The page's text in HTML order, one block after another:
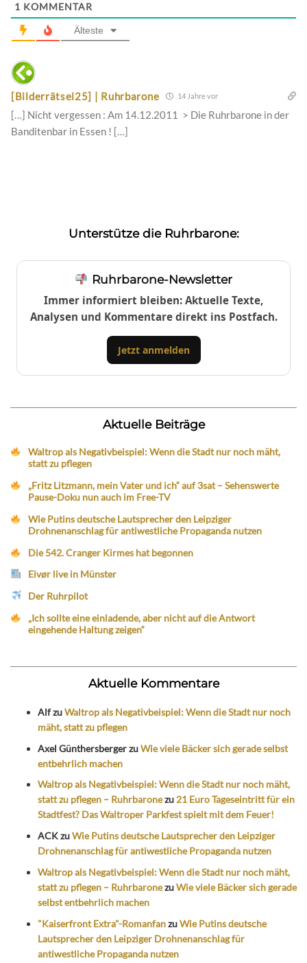
1 KOMMENTAR
Älteste
[Bilderrätsel25] | Ruhrbarone 14 Jahre vor
[…] Nicht vergessen : Am 14.12.2011 > Die Ruhrbarone in der
Banditenbar in Essen ! […]
Unterstütze die Ruhrbarone:
Ruhrbarone-Newsletter
Immer informiert bleiben: Aktuelle Texte,
Analysen und Kommentare direkt ins Postfach.
Jetzt anmelden
Aktuelle Beiträge
Waltrop als Negativbeispiel: Wenn die Stadt nur noch mäht,
statt zu pflegen
„Fritz Litzmann, mein Vater und ich“ auf 3sat – Sehenswerte
Pause-Doku nun auch im Free-TV
Wie Putins deutsche Lautsprecher den Leipziger
Drohnenanschlag für antiwestliche Propaganda nutzen
Die 542. Cranger Kirmes hat begonnen
Eivør live in Münster
Der Ruhrpilot
„Ich sollte eine einladende, aber nicht auf die Antwort
eingehende Haltung zeigen“
Aktuelle Kommentare
AlfzuWaltrop als Negativbeispiel: Wenn die Stadt nur noch
mäht, statt zu pflegen
Axel GünthersbergerzuWie viele Bäcker sich gerade selbst
entbehrlich machen
Waltrop als Negativbeispiel: Wenn die Stadt nur noch mäht,
statt zu pflegen – Ruhrbaronezu21 Euro Tageseintritt für ein
Stadtfest? Das Waltroper Parkfest spielt mit dem Feuer!
ACKzuWie Putins deutsche Lautsprecher den Leipziger
Drohnenanschlag für antiwestliche Propaganda nutzen
Waltrop als Negativbeispiel: Wenn die Stadt nur noch mäht,
statt zu pflegen – RuhrbaronezuWie viele Bäcker sich gerade
selbst entbehrlich machen
"Kaiserfront Extra"-RomanfanzuWie Putins deutsche
Lautsprecher den Leipziger Drohnenanschlag für
antiwestliche Propaganda nutzen